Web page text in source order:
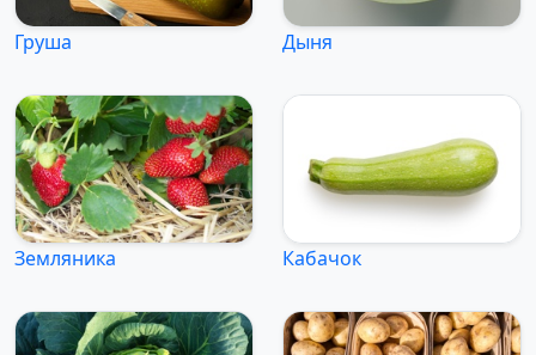
Груша Дыня
Земляника Кабачок